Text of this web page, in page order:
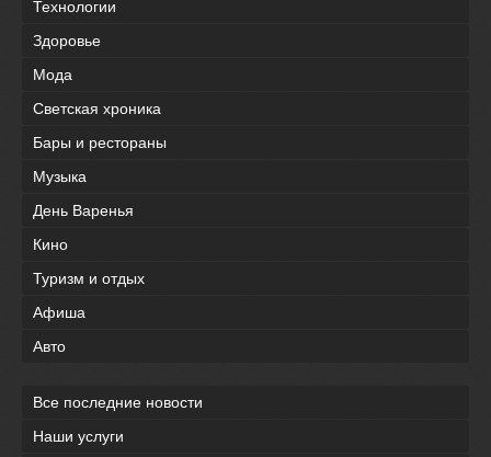
Технологии
Здоровье
Мода
Светская хроника
Бары и рестораны
Музыка
День Варенья
Кино
Туризм и отдых
Афиша
Авто
Все последние новости
Наши услуги